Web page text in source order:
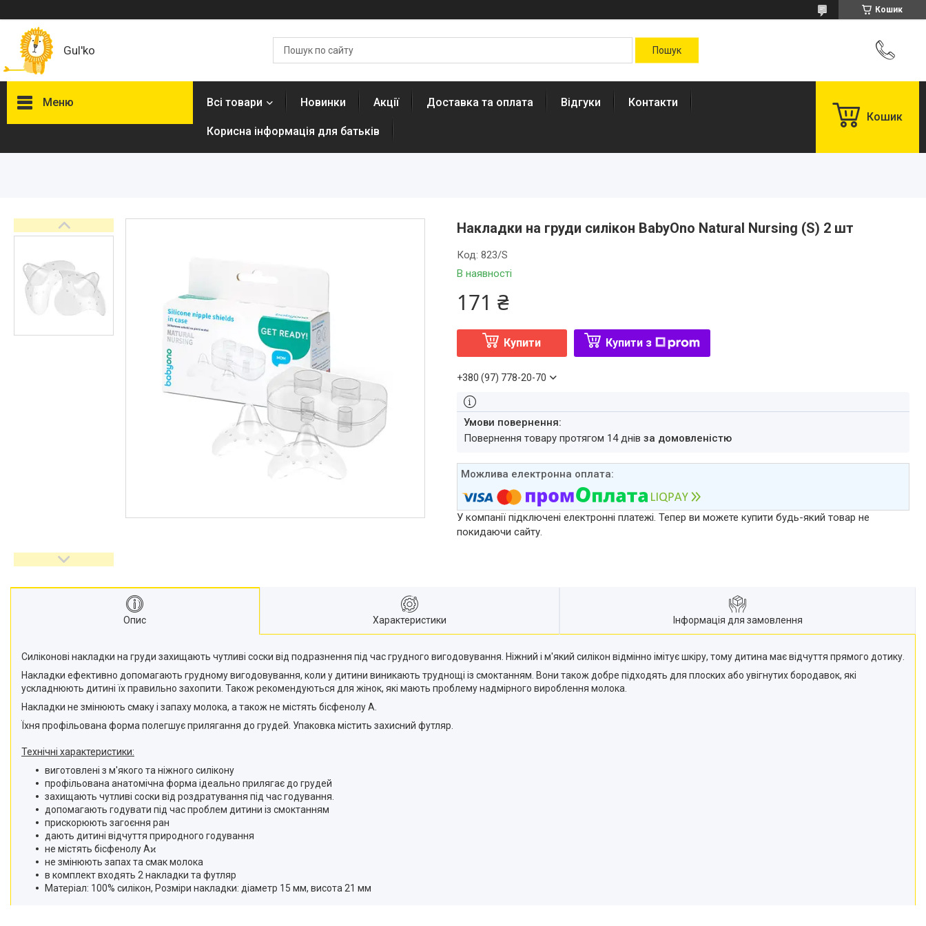
Кошик
Gul'ko
Меню
ТОП товарів Пакунок Малюка
до року (7000 грн)
Автокрісла
Дитячі візочки
Дитячий транспорт
батьків
Всі товари Новинки Акції Доставка та оплата Відгуки Контакти
Корисна інформація для батьків
Кошик
Накладки на груди силікон BabyOno Natural Nursing (S) 2 шт
В наявності
Код: 823/S
171 ₴
Купити Купити з
+380 (97) 778-20-70
повернення товару протягом 14 днів за домовленістю
У компанії підключені електронні платежі. Тепер ви можете купити будь-який товар не
покидаючи сайту.
Опис Характеристики Інформація для замовлення
Силіконові накладки на груди захищають чутливі соски від подразнення під час грудного вигодовування. Ніжний і м'який силікон відмінно імітує шкіру, тому дитина має відчуття прямого дотику.
Накладки ефективно допомагають грудному вигодовування, коли у дитини виникають труднощі із смоктанням. Вони також добре підходять для плоских або увігнутих бородавок, які
ускладнюють дитині їх правильно захопити. Також рекомендуються для жінок, які мають проблему надмірного вироблення молока.
Накладки не змінюють смаку і запаху молока, а також не містять бісфенолу А.
Їхня профільована форма полегшує прилягання до грудей. Упаковка містить захисний футляр.
Технічні характеристики:
виготовлені з м'якого та ніжного силікону
профільована анатомічна форма ідеально прилягає до грудей
захищають чутливі соски від роздратування під час годування.
допомагають годувати під час проблем дитини із смоктанням
прискорюють загоєння ран
дають дитині відчуття природного годування
не містять бісфенолу Аϰ
не змінюють запах та смак молока
в комплект входять 2 накладки та футляр
Матеріал: 100% силікон, Розміри накладки: діаметр 15 мм, висота 21 мм